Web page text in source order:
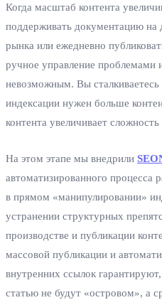
Когда масштаб контента
поддерживать документацию на
рынка или ежедневно
ручное управление проблемами
невозможным. Вы
индексации нужен больше
контента увеличивает
На этом этапе мы внедрили
автоматизированного процесса
в прямом «манипулировании»
устранении структурных
производстве и публикации
массовой публикации и
внутренних ссылок
статью не будут «островом», а